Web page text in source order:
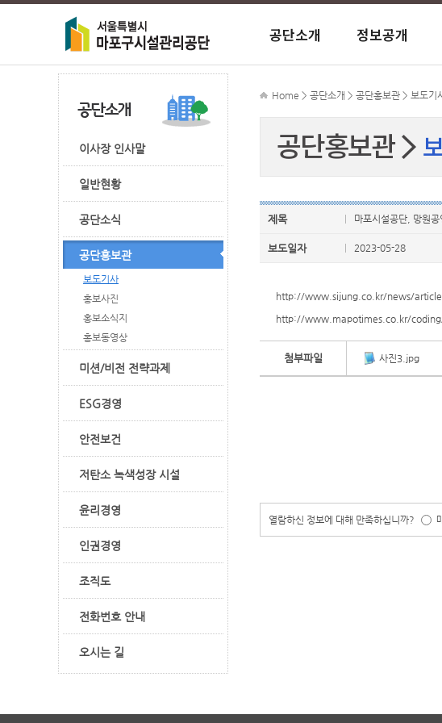
공단소개
이사장 인사말
ESG경영
정보공개
정보공개안내
CEO경영성과계약
이사장에게 바란다
FAQ
시장 공지사항
시장 자료실
주차 공지사항
마포주민편익시설
종합행정타운
마포구민체육센터
이사장 인사말
일반현황
공단소식
공단홍보관
보도기사
홍보사진
홍보소식지
홍보동영상
미션/비전 전략과제
ESG경영
안전보건
저탄소 녹색성장 시설
윤리경영
인권경영
조직도
전화번호 안내
오시는 길
Home > 공단소개 > 공단홍보관 > 보도기
공단홍보관
제목 마포시설공단, 망원
보도일자 2023-05-28
http://www.sijung.co.kr/news/
http://www.mapotimes.co.kr/
첨부파일 사진3.jpg
열람하신 정보에 대해 만족하십니까?